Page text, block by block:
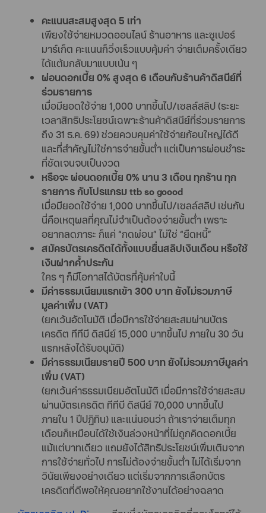
คะแนนสะสมสูงสุด 5 เท่า
เพียงใช้จ่ายหมวดออนไลน์ ร้านอาหาร และซูเปอร์
มาร์เก็ต คะแนนก็วิ่งเร็วแบบคุ้มค่า จ่ายเต็มครั้งเดียว
ได้แต้มกลับมาแบบเน้น ๆ
ผ่อนดอกเบี้ย 0% สูงสุด 6 เดือนกับร้านค้าดิสนีย์ที่
ร่วมรายการ
เมื่อมียอดใช้จ่าย 1,000 บาทขึ้นไป/เซลล์สลิป (ระยะ
เวลาสิทธิประโยชน์เฉพาะร้านค้าดิสนีย์ที่ร่วมรายการ
ถึง 31 ธ.ค. 69) ช่วยควบคุมค่าใช้จ่ายก้อนใหญ่ได้ดี
และที่สำคัญไม่ใช่การจ่ายขั้นต่ำ แต่เป็นการผ่อนชำระ
ที่ชัดเจนจบเป็นงวด
หรือจะ ผ่อนดอกเบี้ย 0% นาน 3 เดือน ทุกร้าน ทุก
รายการ กับโปรแกรม ttb so goood
เมื่อมียอดใช้จ่าย 1,000 บาทขึ้นไป/เซลล์สลิป เช่นกัน
นี่คือเหตุผลที่คุณไม่จำเป็นต้องจ่ายขั้นต่ำ เพราะ
อยากลดภาระ ก็แค่ “กดผ่อน” ไม่ใช่ “ยืดหนี้”
สมัครบัตรเครดิตได้ทั้งแบบยื่นสลิปเงินเดือน หรือใช้
เงินฝากค้ำประกัน
ใคร ๆ ก็มีโอกาสได้บัตรที่คุ้มค่าใบนี้
มีค่าธรรมเนียมแรกเข้า 300 บาท ยังไม่รวมภาษี
มูลค่าเพิ่ม (VAT)
(ยกเว้นอัตโนมัติ เมื่อมีการใช้จ่ายสะสมผ่านบัตร
เครดิต ทีทีบี ดิสนีย์ 15,000 บาทขึ้นไป ภายใน 30 วัน
แรกหลังได้รับอนุมัติ)
มีค่าธรรมเนียมรายปี 500 บาท ยังไม่รวมภาษีมูลค่า
เพิ่ม (VAT)
(ยกเว้นค่าธรรมเนียมอัตโนมัติ เมื่อมีการใช้จ่ายสะสม
ผ่านบัตรเครดิต ทีทีบี ดิสนีย์ 70,000 บาทขึ้นไป
ภายใน 1 ปีปฏิทิน) และแน่นอนว่า ถ้าเราจ่ายเต็มทุก
เดือนก็เหมือนได้ใช้เงินล่วงหน้าที่ไม่ถูกคิดดอกเบี้ย
แม้แต่บาทเดียว แถมยังได้สิทธิประโยชน์เพิ่มเติมจาก
การใช้จ่ายทั่วไป การไม่ต้องจ่ายขั้นต่ำ ไม่ได้เริ่มจาก
วินัยเพียงอย่างเดียว แต่เริ่มจากการเลือกบัตร
เครดิตที่ดีพอให้คุณอยากใช้งานได้อย่างฉลาด